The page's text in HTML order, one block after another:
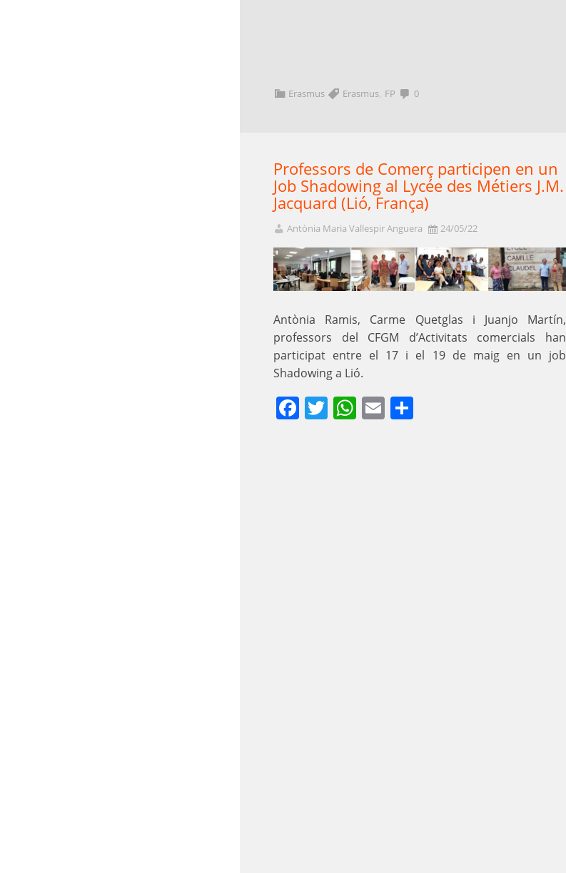
Erasmus Erasmus FP 0
Professors de Comerç participen en un
Job Shadowing al Lycée des Métiers J.M.
Jacquard (Lió, França)
Antònia Maria Vallespir Anguera 24/05/22
Antònia Ramis, Carme Quetglas i Juanjo Martín,
professors del CFGM d’Activitats comercials han
participat entre el 17 i el 19 de maig en un job
Shadowing a Lió.
Facebook
Twitter
WhatsApp
Email